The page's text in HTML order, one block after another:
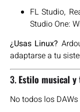
FL Studio,
Studio One:
¿Usas Linux?
adaptarse a tu
3.Estilo musical
No todos los